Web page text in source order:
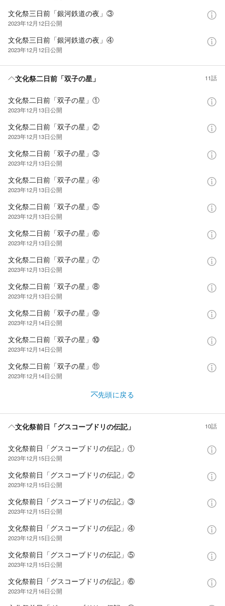
文化祭三日前「銀河鉄道の夜」③
2023年12月12日公開
文化祭三日前「銀河鉄道の夜」④
2023年12月12日公開
文化祭二日前「双子の星」 11話
文化祭二日前「双子の星」①
2023年12月13日公開
文化祭二日前「双子の星」②
2023年12月13日公開
文化祭二日前「双子の星」③
2023年12月13日公開
文化祭二日前「双子の星」④
2023年12月13日公開
文化祭二日前「双子の星」⑤
2023年12月13日公開
文化祭二日前「双子の星」⑥
2023年12月13日公開
文化祭二日前「双子の星」⑦
2023年12月13日公開
文化祭二日前「双子の星」⑧
2023年12月13日公開
文化祭二日前「双子の星」⑨
2023年12月14日公開
文化祭二日前「双子の星」⑩
2023年12月14日公開
文化祭二日前「双子の星」⑪
2023年12月14日公開
先頭に戻る
文化祭前日「グスコーブドリの伝記」 10話
文化祭前日「グスコーブドリの伝記」①
2023年12月15日公開
文化祭前日「グスコーブドリの伝記」②
2023年12月15日公開
文化祭前日「グスコーブドリの伝記」③
2023年12月15日公開
文化祭前日「グスコーブドリの伝記」④
2023年12月15日公開
文化祭前日「グスコーブドリの伝記」⑤
2023年12月15日公開
文化祭前日「グスコーブドリの伝記」⑥
2023年12月16日公開